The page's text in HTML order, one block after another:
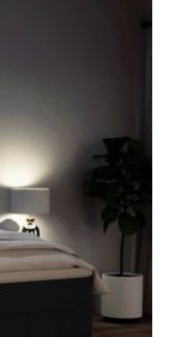
produsul în
detaliile
цел.
"Добави в
броя
цел.
"Добави в
броя